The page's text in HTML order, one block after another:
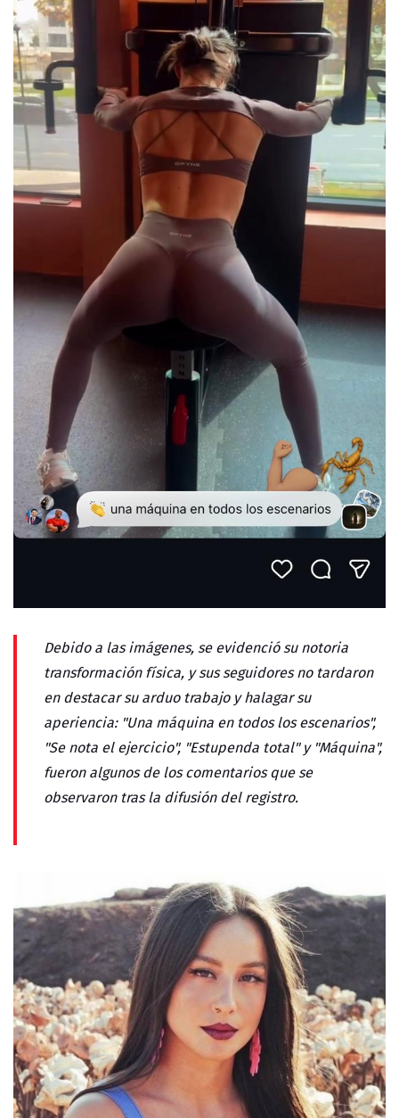
Debido a las imágenes, se evidenció su notoria
transformación física, y sus seguidores no tardaron
en destacar su arduo trabajo y halagar su
aperiencia: "Una máquina en todos los escenarios",
"Se nota el ejercicio", "Estupenda total" y "Máquina",
fueron algunos de los comentarios que se
observaron tras la difusión del registro.